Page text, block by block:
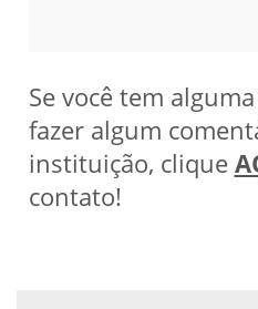
Se você tem
fazer algum
instituição, clique
contato!